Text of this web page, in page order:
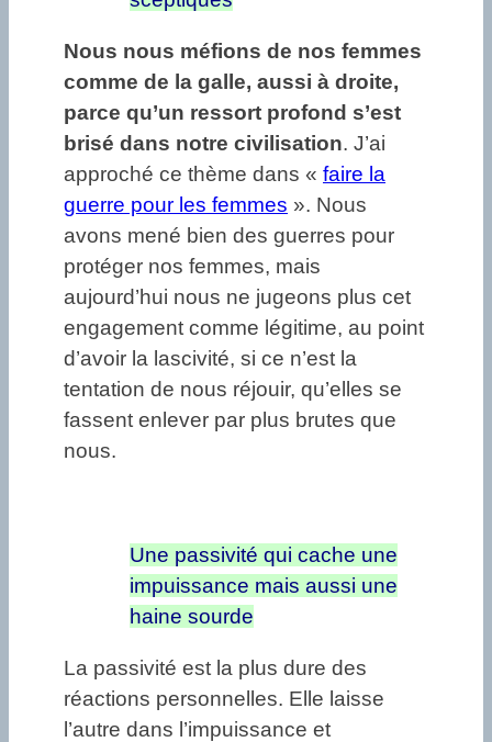
Nous nous méfions de nos femmes
comme de la galle, aussi à droite,
parce qu’un ressort profond s’est
brisé dans notre civilisation. J’ai
approché ce thème dans « faire la
guerre pour les femmes ». Nous
avons mené bien des guerres pour
protéger nos femmes, mais
aujourd’hui nous ne jugeons plus cet
engagement comme légitime, au point
d’avoir la lascivité, si ce n’est la
tentation de nous réjouir, qu’elles se
fassent enlever par plus brutes que
nous.
Une passivité qui cache une
impuissance mais aussi une
haine sourde
La passivité est la plus dure des
réactions personnelles. Elle laisse
l’autre dans l’impuissance et